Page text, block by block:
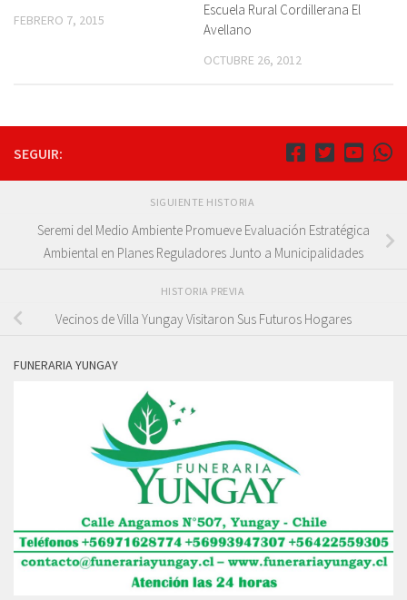
FEBRERO 7, 2015
Escuela Rural Cordillerana El
Avellano
OCTUBRE 26, 2012
SEGUIR:
SIGUIENTE HISTORIA
Seremi del Medio Ambiente Promueve Evaluación Estratégica
Ambiental en Planes Reguladores Junto a Municipalidades
HISTORIA PREVIA
Vecinos de Villa Yungay Visitaron Sus Futuros Hogares
FUNERARIA YUNGAY